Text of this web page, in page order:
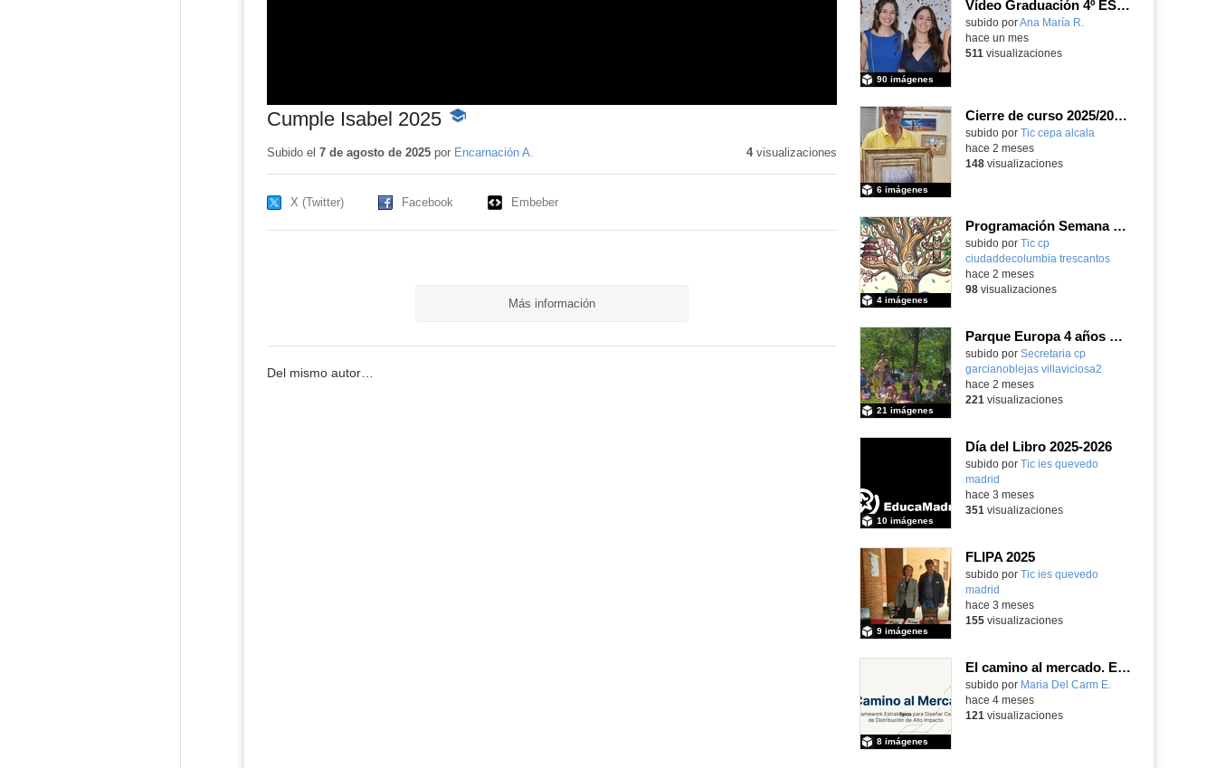
Cumple Isabel 2025 -
educativo
Subido el 7 de agosto de 2025por Encarnación A. 4visualizaciones
X (Twitter) Facebook Embeber
Más información
Del mismo autor…
Vídeo Graduación 4º ESO 2025-2026
subido porAna María R.
90 imágenes
hace un mes
511 visualizaciones
Cierre de curso 2025/2026 Asociación cultural Don Juan I
subido por Tic cepa alcala
6 imágenes
hace 2 meses
148visualizaciones
Programación Semana Cultural 2025-26
subido por Tic cp
ciudaddecolumbia trescantos
4 imágenes
-
hace 2 meses
98visualizaciones
Parque Europa 4 años Pequeño oeste 2025-26
Contenido educativo.
subido por Secretaria cp
garcianoblejas villaviciosa2
21 imágenes
hace 2 meses
221 visualizaciones
Día del Libro 2025-2026
subido por Tic ies quevedo
madrid
10 imágenes
hace 3 meses
351 visualizaciones
FLIPA 2025
subido por Tic ies quevedo
madrid
9 imágenes
hace 3 meses
155visualizaciones
El camino al mercado. Estrategia de distribución. Creado por Isabel Álvarez Balboa con IA
subido por Maria Del Carm E.
8 imágenes
hace 4 meses
121 visualizaciones